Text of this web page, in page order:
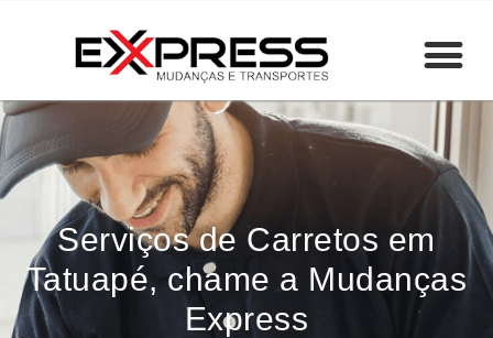
Serviços de Carretos em
Tatuapé, chame a Mudanças
Express